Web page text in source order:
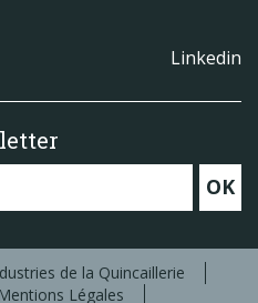
Linkedin
OK
de la Quincaillerie
Mentions Légales